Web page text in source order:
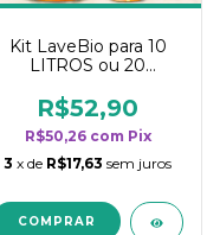
Kit LaveBio para 10
LITROS ou 20
rendimento da
categoria - Flor de
Laranjeira
R$52,90
R$50,26 com Pix
3 x de R$17,63 sem juros